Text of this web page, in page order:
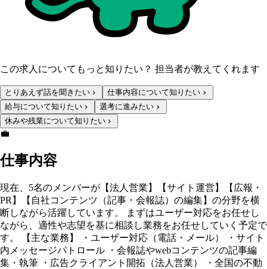
この求人についてもっと知りたい？ 担当者が教えてくれます
とりあえず話を聞きたい
仕事内容について知りたい
給与について知りたい
選考に進みたい
休みや残業について知りたい
💼
仕事内容
現在、5名のメンバーが【法人営業】【サイト運営】【広報・
PR】【自社コンテンツ（記事・会報誌）の編集】の分野を横
断しながら活躍しています。 まずはユーザー対応をお任せし
ながら、適性や志望を基に相談し業務をお任せしていく予定で
す。 【主な業務】 ・ユーザー対応（電話・メール） ・サイト
内メッセージパトロール ・会報誌やwebコンテンツの記事編
集・執筆 ・広告クライアント開拓（法人営業） ・全国の不動